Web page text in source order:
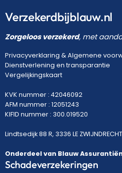
Verzekerdbijblauw.nl
Zorgeloos verzekerd, met
Privacyverklaring &Algemene
Dienstverlening en transparantie
Vergelijkingskaart
KVK nummer : 42046092
AFM nummer : 12051243
KIFID nummer : 300.019520
Lindtsedijk 88 R, 3336 LE ZWIJNDRECHT
Onderdeel van Blauw
Schadeverzekeringen